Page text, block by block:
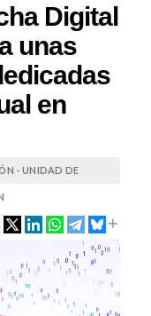
Digital
unas
en
- UNIDAD DE